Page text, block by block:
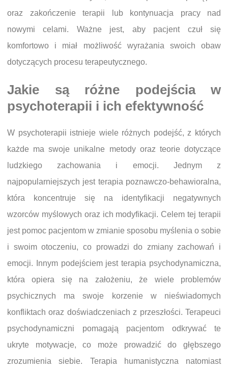
oraz zakończenie terapii lub kontynuacja pracy nad
nowymi celami. Ważne jest, aby pacjent czuł się
komfortowo i miał możliwość wyrażania swoich obaw
dotyczących procesu terapeutycznego.
Jakie są różne podejścia w
psychoterapii i ich efektywność
W psychoterapii istnieje wiele różnych podejść, z których
każde ma swoje unikalne metody oraz teorie dotyczące
ludzkiego zachowania i emocji. Jednym z
najpopularniejszych jest terapia poznawczo-behawioralna,
która koncentruje się na identyfikacji negatywnych
wzorców myślowych oraz ich modyfikacji. Celem tej terapii
jest pomoc pacjentom w zmianie sposobu myślenia o sobie
i swoim otoczeniu, co prowadzi do zmiany zachowań i
emocji. Innym podejściem jest terapia psychodynamiczna,
która opiera się na założeniu, że wiele problemów
psychicznych ma swoje korzenie w nieświadomych
konfliktach oraz doświadczeniach z przeszłości. Terapeuci
psychodynamiczni pomagają pacjentom odkrywać te
ukryte motywacje, co może prowadzić do głębszego
zrozumienia siebie. Terapia humanistyczna natomiast